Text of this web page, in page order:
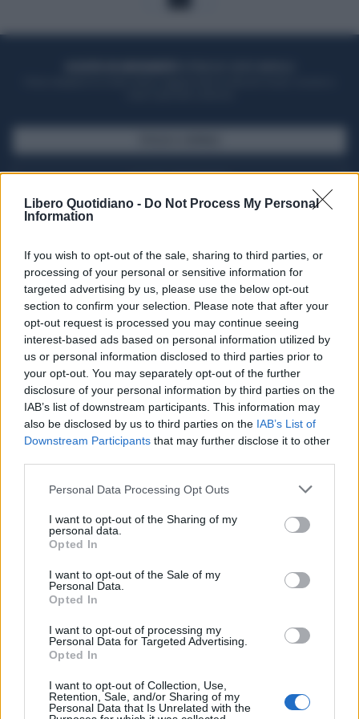
Libero Quotidiano - Do Not Process My Personal
Information
If you wish to opt-out of the sale, sharing to third parties, or
processing of your personal or sensitive information for
targeted advertising by us, please use the below opt-out
section to confirm your selection. Please note that after your
opt-out request is processed you may continue seeing
interest-based ads based on personal information utilized by
us or personal information disclosed to third parties prior to
your opt-out. You may separately opt-out of the further
disclosure of your personal information by third parties on the
IAB’s list of downstream participants. This information may
also be disclosed by us to third parties on the IAB’s List of
Downstream Participants that may further disclose it to other
Personal Data Processing Opt Outs
I want to opt-out of the Sharing of my
personal data.
Opted In
I want to opt-out of the Sale of my
Personal Data.
Opted In
I want to opt-out of processing my
Personal Data for Targeted Advertising.
Opted In
I want to opt-out of Collection, Use,
Retention, Sale, and/or Sharing of my
Personal Data that Is Unrelated with the
Seguici su Google Discover
Segui Libero Quotidiano su Google Discover
Scegli Libero Quotidiano come fonte preferita
SPETTACOLI
SCIENZA E TECH